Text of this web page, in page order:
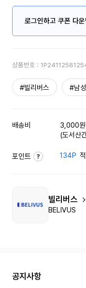
로그인하고 쿠폰 다운
상품번호 :
#빌리버스 #남
배송비
3,000
(도서산
포인트 134P
빌리버스
BELIVUS
공지사항